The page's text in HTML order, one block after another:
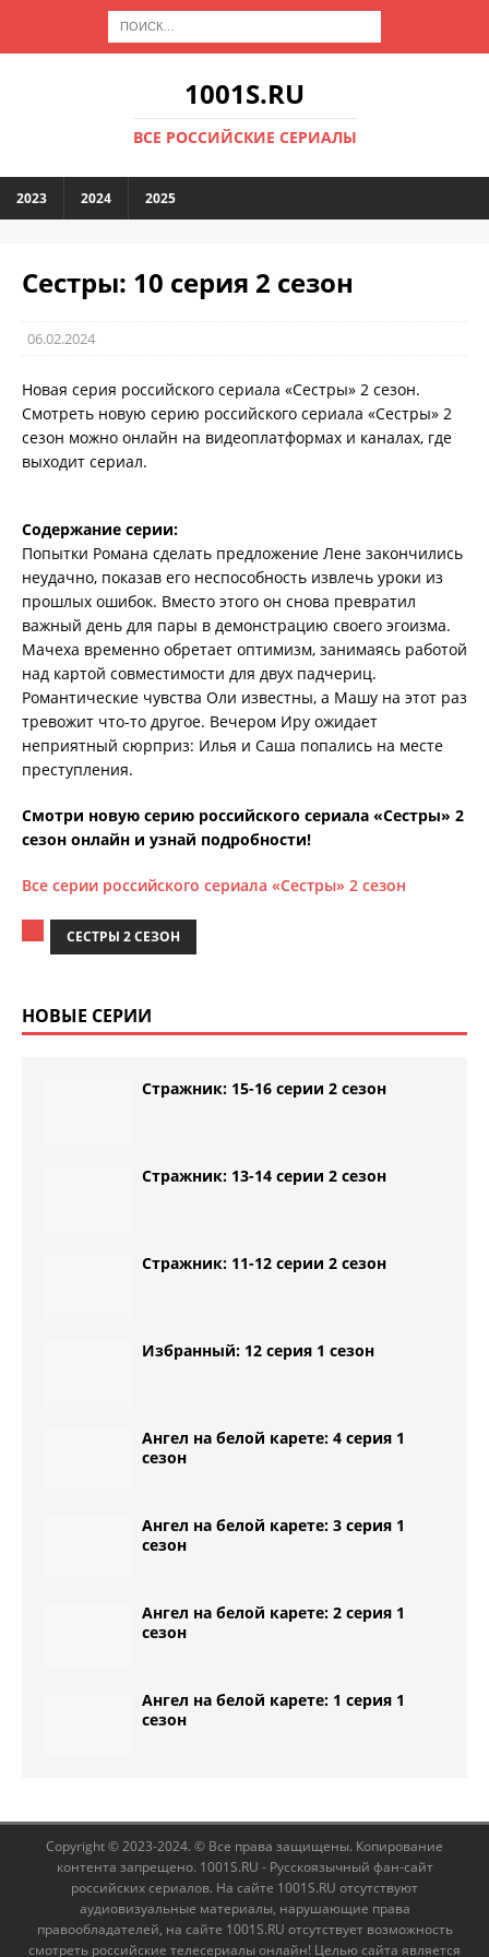
1001S.RU
ВСЕ РОССИЙСКИЕ СЕРИАЛЫ
2023 2024 2025
Сестры: 10 серия 2 сезон
06.02.2024
Новая серия российского сериала «Сестры» 2 сезон.
Смотреть новую серию российского сериала «Сестры» 2
сезон можно онлайн на видеоплатформах и каналах, где
выходит сериал.
Содержание серии:
Попытки Романа сделать предложение Лене закончились
неудачно, показав его неспособность извлечь уроки из
прошлых ошибок. Вместо этого он снова превратил
важный день для пары в демонстрацию своего эгоизма.
Мачеха временно обретает оптимизм, занимаясь работой
над картой совместимости для двух падчериц.
Романтические чувства Оли известны, а Машу на этот раз
тревожит что-то другое. Вечером Иру ожидает
неприятный сюрприз: Илья и Саша попались на месте
преступления.
Смотри новую серию российского сериала «Сестры» 2
сезон онлайн и узнай подробности!
Все серии российского сериала «Сестры» 2 сезон
СЕСТРЫ 2 СЕЗОН
НОВЫЕ СЕРИИ
Стражник: 15-16 серии 2 сезон
Стражник: 13-14 серии 2 сезон
Стражник: 11-12 серии 2 сезон
Избранный: 12 серия 1 сезон
Ангел на белой карете: 4 серия 1
сезон
Ангел на белой карете: 3 серия 1
сезон
Ангел на белой карете: 2 серия 1
сезон
Ангел на белой карете: 1 серия 1
сезон
Copyright © 2023-2024. © Все права защищены. Копирование
контента запрещено. 1001S.RU - Русскоязычный фан-сайт
российских сериалов. На сайте 1001S.RU отсутствуют
аудиовизуальные материалы, нарушающие права
правообладателей, на сайте 1001S.RU отсутствует возможность
смотреть российские телесериалы онлайн! Целью сайта является